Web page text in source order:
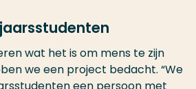
wat het is om mens te zijn
we een project bedacht. “We